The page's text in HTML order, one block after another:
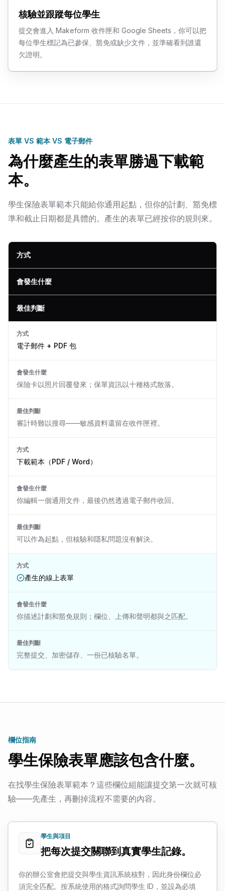
核驗並跟蹤每位學生
提交會進入 Makeform 收件匣和 Google Sheets，你可以把
每位學生標記為已參保、豁免或缺少文件，並準確看到誰還
欠證明。
表單 VS 範本 VS 電子郵件
為什麼產生的表單勝過下載範
本。
學生保險表單範本只能給你通用起點，但你的計劃、豁免標
準和截止日期都是具體的。產生的表單已經按你的規則來。
方式
會發生什麼
最佳判斷
方式
電子郵件 + PDF 包
會發生什麼
保險卡以照片回覆發來；保單資訊以十種格式散落。
最佳判斷
審計時難以搜尋——敏感資料還留在收件匣裡。
方式
下載範本（PDF / Word）
會發生什麼
你編輯一個通用文件，最後仍然透過電子郵件收回。
最佳判斷
可以作為起點，但核驗和隱私問題沒有解決。
方式
產生的線上表單
會發生什麼
你描述計劃和豁免規則；欄位、上傳和聲明都與之匹配。
最佳判斷
完整提交、加密儲存、一份已核驗名單。
欄位指南
學生保險表單應該包含什麼。
在找學生保險表單範本？這些欄位組能讓提交第一次就可核
驗——先產生，再刪掉流程不需要的內容。
學生與項目
把每次提交關聯到真實學生記錄。
你的辦公室會把提交與學生資訊系統核對，因此身份欄位必
須完全匹配。按系統使用的格式詢問學生 ID，並設為必填